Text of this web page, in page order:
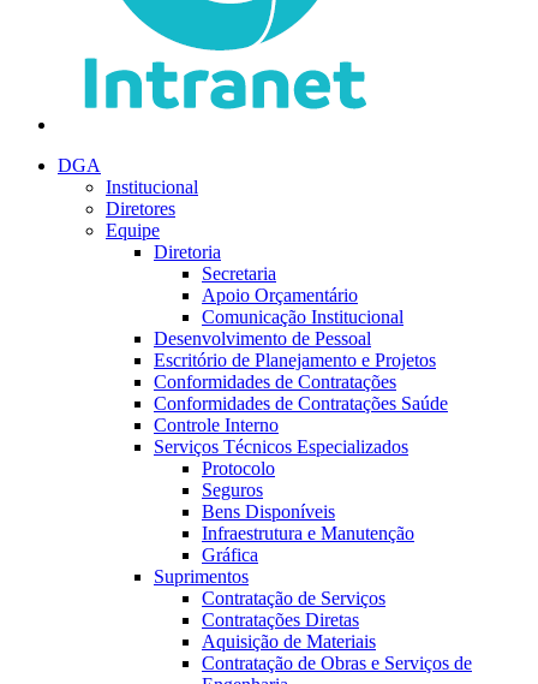
DGA
Institucional
Diretores
Equipe
Diretoria
Secretaria
Apoio Orçamentário
Comunicação Institucional
Desenvolvimento de Pessoal
Escritório de Planejamento e Projetos
Conformidades de Contratações
Conformidades de Contratações Saúde
Controle Interno
Serviços Técnicos Especializados
Protocolo
Seguros
Bens Disponíveis
Infraestrutura e Manutenção
Gráfica
Suprimentos
Contratação de Serviços
Contratações Diretas
Aquisição de Materiais
Contratação de Obras e Serviços de